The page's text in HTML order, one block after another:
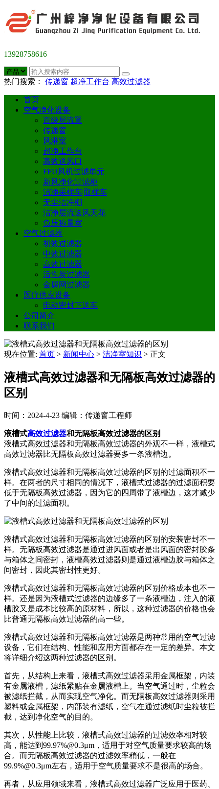
13928758616
热门搜索： 传递窗 超净工作台 高效过滤器
首页
空气净化设备
百级层流罩
传递窗
风淋室
超净工作台
高效送风口
FFU风机过滤单元
新风净化过滤柜
洁净采样车|取样车
无尘洁净棚
洁净层流送风天花
负压称量室
空气过滤器
初效过滤器
中效过滤器
高效过滤器
活性炭过滤器
金属网过滤器
医疗供应设备
电动密封下送车
公司简介
联系我们
现在位置: 首页 > 新闻中心 > 洁净室知识 > 正文
液槽式高效过滤器和无隔板高效过滤器的
区别
时间：2024-4-23 编辑：传递窗工程师
液槽式高效过滤器和无隔板高效过滤器的区别
液槽式高效过滤器和无隔板高效过滤器的外观不一样，液槽式
高效过滤器比无隔板高效过滤器要多一条液槽边。
液槽式高效过滤器和无隔板高效过滤器的区别的过滤面积不一
样。在两者的尺寸相同的情况下，液槽式过滤器的过滤面积要
低于无隔板高效过滤器，因为它的四周带了液槽边，这才减少
了中间的过滤面积。
液槽式高效过滤器和无隔板高效过滤器的区别的安装密封不一
样。无隔板高效过滤器是通过进风面或者是出风面的密封胶条
与箱体之间密封，液槽高效过滤器则是通过液槽边胶与箱体之
间密封，因此其密封性更好。
液槽式高效过滤器和无隔板高效过滤器的区别价格成本也不一
样。还是因为液槽式过滤器的边缘多了一条液槽边，注入的液
槽胶又是成本比较高的原材料，所以，这种过滤器的价格也会
比普通无隔板高效过滤器的高一些。
液槽式高效过滤器和无隔板高效过滤器是两种常用的空气过滤
设备，它们在结构、性能和应用方面都存在一定的差异。本文
将详细介绍这两种过滤器的区别。
首先，从结构上来看，液槽式高效过滤器采用金属框架，内装
有金属液槽，滤纸紧贴在金属液槽上。当空气通过时，尘粒会
被滤纸拦截，从而实现空气净化。而无隔板高效过滤器则采用
塑料或金属框架，内部装有滤纸，空气在通过滤纸时尘粒被拦
截，达到净化空气的目的。
其次，从性能上比较，液槽式高效过滤器的过滤效率相对较
高，能达到99.97%@0.3μm，适用于对空气质量要求较高的场
合。而无隔板高效过滤器的过滤效率稍低，一般在
99.9%@0.3μm左右，适用于空气质量要求不是很高的场合。
再者，从应用领域来看，液槽式高效过滤器广泛应用于医药、